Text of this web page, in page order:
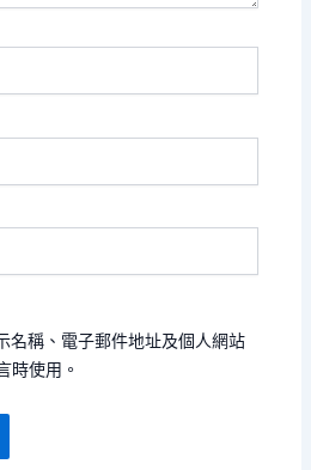
名稱、電子郵件地址及個人網站
時使用。